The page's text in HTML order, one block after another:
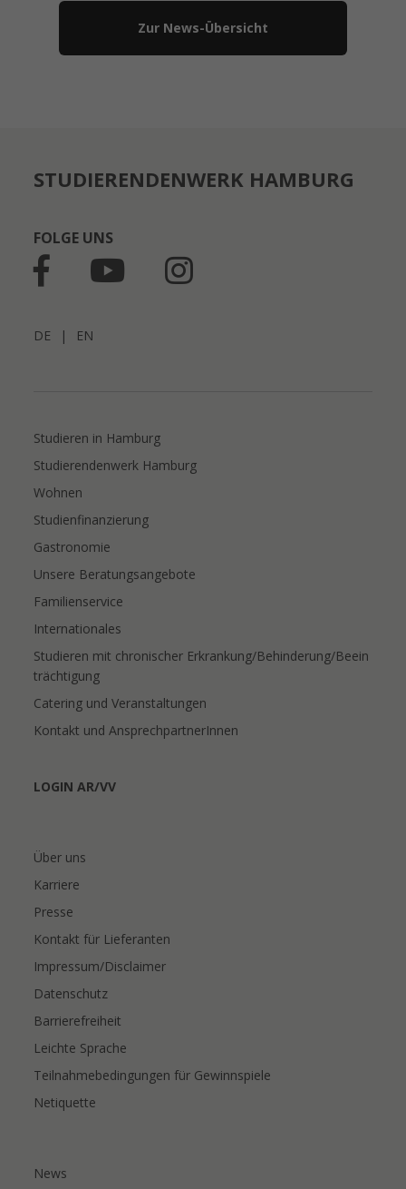
Zur News-Übersicht
STUDIERENDENWERK HAMBURG
FOLGE UNS
DE | EN
Studieren in Hamburg
Studierendenwerk Hamburg
Wohnen
Studienfinanzierung
Gastronomie
Unsere Beratungsangebote
Familienservice
Internationales
Studieren mit chronischer Erkrankung/Behinderung/Beein
trächtigung
Catering und Veranstaltungen
Kontakt und AnsprechpartnerInnen
LOGIN AR/VV
Über uns
Karriere
Presse
Kontakt für Lieferanten
Impressum/Disclaimer
Datenschutz
Barrierefreiheit
Leichte Sprache
Teilnahmebedingungen für Gewinnspiele
Netiquette
News